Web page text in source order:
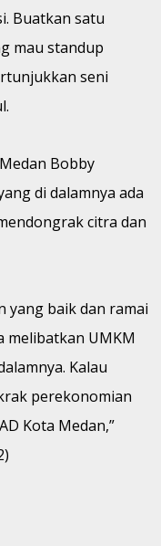
Buatkan satu
mau standup
seni
Bobby
di dalamnya ada
citra dan
yang baik dan ramai
melibatkan UMKM
Kalau
perekonomian
Kota Medan,”